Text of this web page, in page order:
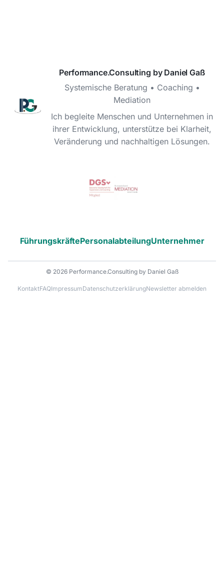
Performance.Consulting by Daniel Gaß
Systemische Beratung • Coaching •
Mediation
Ich begleite Menschen und Unternehmen in
ihrer Entwicklung, unterstütze bei Klarheit,
Veränderung und nachhaltigen Lösungen.
FührungskräftePersonalabteilungUnternehmer
© 2026 Performance.Consulting by Daniel Gaß
KontaktFAQImpressumDatenschutzerklärungNewsletter abmelden